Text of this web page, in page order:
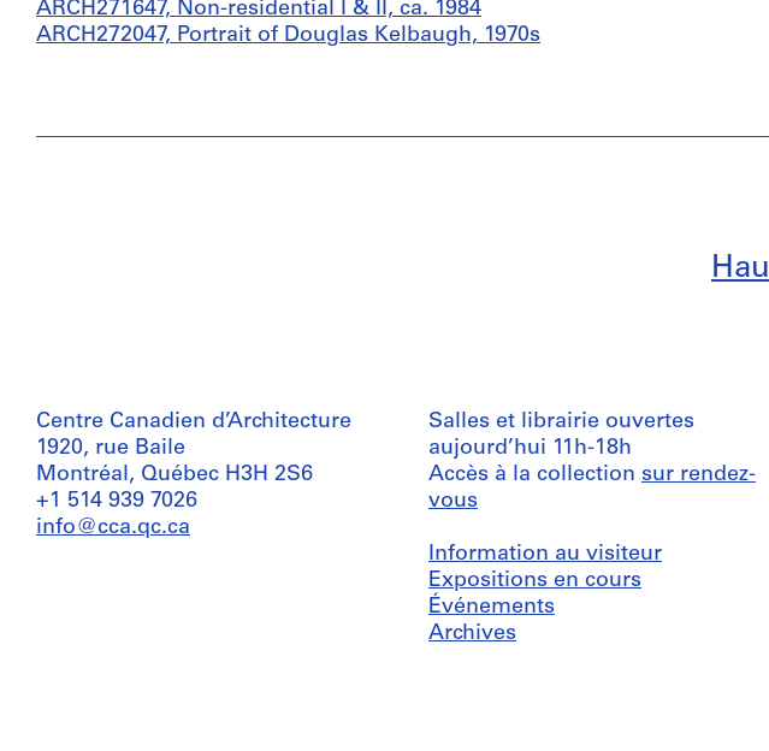
ARCH271647, Non-residential I & II, ca. 1984
ARCH272047, Portrait of Douglas Kelbaugh, 1970s
Centre Canadien d’Architecture
1920, rue Baile
Montréal, Québec H3H 2S6
+1 514 939 7026
info@cca.qc.ca
Salles et librairie ouvertes
aujourd’hui 11h-18h
Accès à la collection sur rendez-
vous
Information au visiteur
Expositions en cours
Événements
Archives